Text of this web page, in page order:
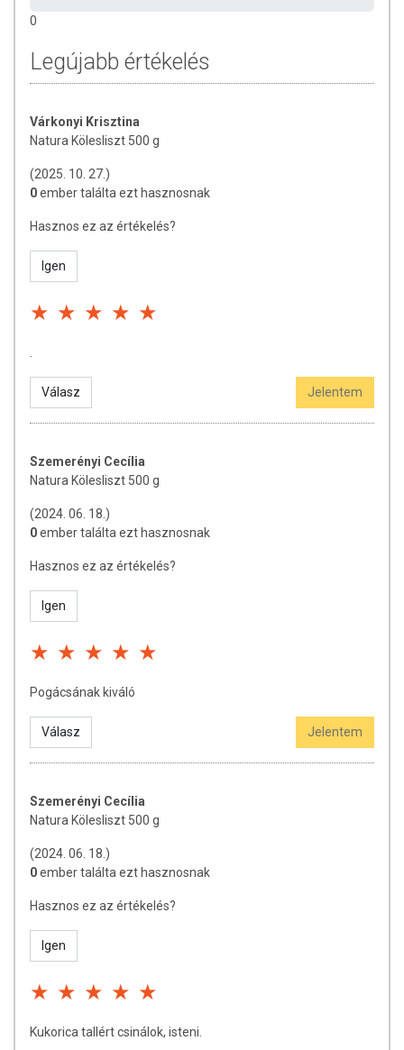
0
Legújabb értékelés
Várkonyi Krisztina
Natura Kölesliszt 500 g
(2025. 10. 27.)
0ember találta ezt hasznosnak
Hasznos ez az értékelés?
Igen
Válasz Jelentem
Szemerényi Cecília
Natura Kölesliszt 500 g
(2024. 06. 18.)
0ember találta ezt hasznosnak
Hasznos ez az értékelés?
Igen
Pogácsának kiváló
Válasz Jelentem
Szemerényi Cecília
Natura Kölesliszt 500 g
(2024. 06. 18.)
0ember találta ezt hasznosnak
Hasznos ez az értékelés?
Igen
Kukorica tallért csinálok, isteni.